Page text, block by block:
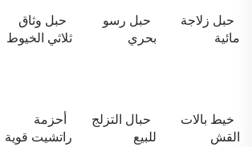
حبل زلاجة
مائية
حبل رسو
بحري
حبل وثاق
ثلاثي الخيوط
خيط بالات
القش
حبال التزلج
للبيع
أحزمة
راتشيت قوية